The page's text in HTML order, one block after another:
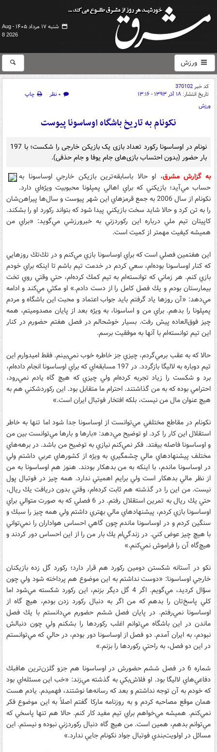
شنبه ۱۷ مرداد ۱۴۰۵ -
Aug
8 2026
ورزش
کد خبر370102
تاریخ انتشار: ۱۸ آذر ۱۳۹۳ - ۱۳:۱۶ ۰ نظر
چاپ
ورزش
نکونام به تاریخ باشگاه اوساسونا پیوست
نونام در اوساسونا رکورد تعداد بازی یک بازیکن خارجی را شکست‌؛ با 197
بار حضور (بدون احتساب بازی‌های جام یوفا و جام حذفی).
به گزارش مشرق، او حالا باسابقه‌ترين بازيكن خارجي اوساسونا به
حساب مي‌‌آيد؛ بازيكني كه براي اهالي پمپلونا محبوبيت ويژه‌اي دارد.
نكونام از سال 2006 به جمع قرمزهاي اين شهر پيوست و سال‌ها پيراهن‌شان
را به تن كرد و حالا شايد سخت بازيكني پيدا شود كه بتواند ركورد او را بشكند.
كاپيتان تيم ‌ملي درباره اين ركوردزني به خبرورزشي مي‌گويد: «براي من
هميشه كيفيت مهمتر از كميت است.
اين هفتمين فصلي است كه براي اوساسونا بازي مي‌كنم و در تك‌تك روزهايي
كه كنار اوساسونا بوده‌ام، سعي كردم در خدمت تيم باشم تا اينكه براي خودم
بازي كنم. هر زماني كه توانسته‌ام به تيم كمك كرده‌ام، حتي وقتي روي تخت
بيمارستان بودم و يك فصل كامل را از دست دادم.» او مكثي مي‌كند و ادامه
مي‌دهد: «آن روزها ياد گرفتم بايد جواب اعتماد و محبت اين باشگاه و مردم
پمپلونا را بدهم. براي من و اساسونا، به ويژه بعد از پايان مصدوميتم، همه
چيز فوق‌‌العاده پيش رفت. بسيار خوشحالم در فصل هفتم حضورم در كنار
اين تيم توانسته‌ام با آنها به موفقيت برسم.
حالا كه به عقب برمي‌گردم، چيزي جز خاطره خوب نمي‌بينم. فقط اميدوارم اين
تيم دوباره به لاليگا بازگردد. در 197 مسابقه‌اي كه براي اوساسونا انجام داده‌ام،
برد و شكست را زياد تجربه كرده‌ام ولي چيزي كه هيچ ‌گاه يادم نمي‌رود،
احترامي بوده كه به من گذاشتند. احترام ما متقابل بود. اين ركوردشكني هم به
هيچ عنوان مال من نيست، بلكه افتخار فوتبال ايران است.»
نكونام در مقاطع مختلفي مي‌توانست از اوساسونا جدا شود اما تنها به خاطر
استقلال اين كار را كرد. او توضيح مي‌دهد: «بارها و بارها مي‌توانست بين من
و اوساسونا فاصله بيفتد. فكر نمي‌كنم نيازي به توضيح من باشد. در برهه‌هاي
مختلف پيشنهادهاي مالي چشمگيري به ويژه از كشورهاي عربي داشتم ولي
در اوساسونا ماندم، با اينكه به من بدهكار بودند. هنوز هم اوساسونا به من
از نظر مالي بدهكار است ولي برايم اهميتي ندارد. همه چيز در فوتبال پول
نيست. من اين را در گذشته هم ثابت كرده‌ام، وقتي بدون دريافت يك ريال،
حتي يك ريال به تمرين استقلال رفتم. در 6 فصلي كه به صورت متوالي براي
اوساسونا بازي كردم، پيشنهادهاي مالي بهتري داشتم ولي همه چيز را سبك و
سنگين كردم و در اوساسونا ماندم چون گاهي احساس هواداران را نمي‌تواني
با هيچ چيز عوض كني. در زندگي‌ام يك بار من را از اين احساس دور كردند و
هيچ‌گاه آن را فراموش نمي‌كنم.»
نكو در آستانه شكستن دومين ركورد هم قرار دارد‌؛ ركورد گل زده بازيكنان
خارجي اوساسونا: «دوست نداشتم به اين موضوع هم پرداخته شود ولي چون
سؤال كرديد، مي‌گويم. اگر 4 گل ديگر بزنم، اين ركورد شكسته مي‌شود اما
كلي پاسخ‌‌تان را بدهم كه من اگر به دنبال ركورد زدن بودم، هيچ ‌گاه از
اوساسونا نمي‌رفتم. در پايان فصل ششم حضورم مي‌دانستم با يك فصل
ماندن در اين باشگاه مي‌توانم اغلب ركوردها را بشكنم ولي چون دنبالش
نبودم، به ايران آمدم. دو فصل از اوساسونا دور بودم، در حالي كه مي‌توانستم
در اين دو فصل، به راحتي ركوردها را بزنم.»
شماره 6 در فصل ششم حضورش در اوساسونا هم جزو گلزن‌ترين هافبك
دفاعي‌هاي لاليگا بود. او فلاش‌بكي به گذشته مي‌زند: «خب اين مسئله‌اي بود
كه خودم به آن توجه نداشتم و بعد كه رسانه‌ها نوشتند، فهميدم. يادم هست
همان موقع مصاحبه كردم و به روزنامه ماركا گفتم اصلاً به اين موضوع فكر
نمي‌كنم. هميشه مي‌خواهم براي تيم مفيد كار كنم. حالا هم تنها پاسخي كه
مي‌توانم بدهم، همين است. من هيچ‌ گاه دنبال ركوردزني نبوده و نيستم. اين
مسائل در اولويت‌بندي فوتبال جواد نكونام جايي ندارد.»